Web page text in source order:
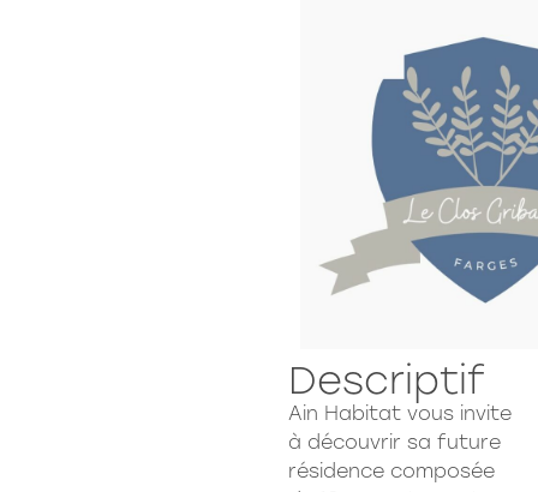
Descriptif
Ain Habitat vous invite
à découvrir sa future
résidence composée